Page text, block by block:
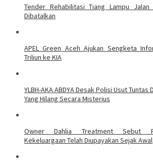
Tender Rehabilitasi Tiang Lampu
Dibatalkan
APEL Green Aceh Ajukan Sengketa
Triliun ke KIA
YLBH-AKA ABDYA Desak Polisi Usut
Yang Hilang Secara Misterius
Owner Dahlia Treatment Sebut
Kekeluargaan Telah Diupayakan Sejak Awal